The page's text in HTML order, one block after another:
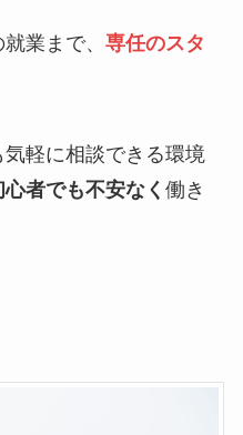
業まで、 専任のスタ
軽に相談できる環境
者でも不安なく 働き